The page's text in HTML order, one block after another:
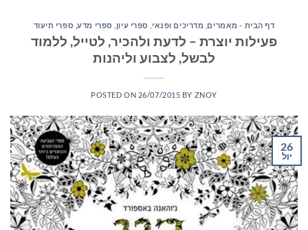
דף הבית - מאמרים מדריכים ופנאי ספרי עיון, ספרי מדע, ספרי תיעוד
פעילות יוצרת – לדעת ולהכיר, לטייל, ללמוד
לבשל, לצבוע וליהנות
POSTED ON 26/07/2015 BY ZNOY
26
יול